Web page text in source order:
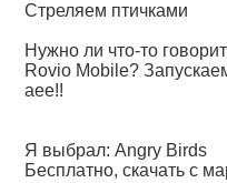
Стреляем птичками
Нужно ли что-то
Rovio Mobile?
аее!!
Я выбрал: Angry Birds
Бесплатно, скачать с